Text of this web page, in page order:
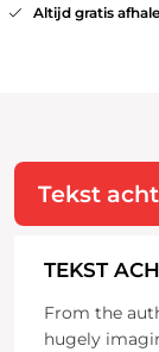
Altijd gratis
Tekst
TEKST
From the
hugely